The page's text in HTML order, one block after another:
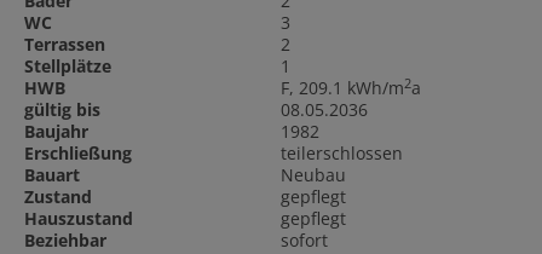
WC
3
Terrassen
2
Stellplätze
1
HWB
F, 209.1 kWh/m2a
gültig bis
08.05.2036
Baujahr
1982
Erschließung
teilerschlossen
Bauart
Neubau
Zustand
gepflegt
Hauszustand
gepflegt
Beziehbar
sofort